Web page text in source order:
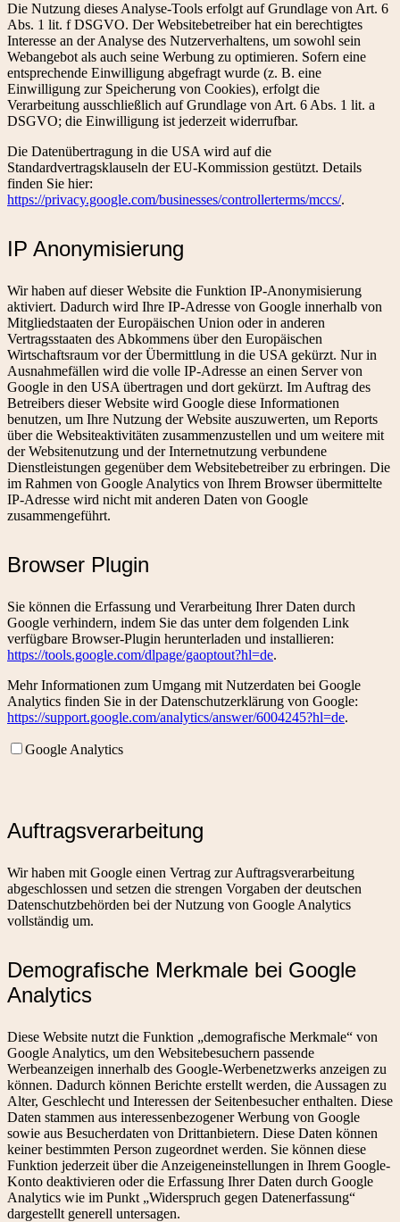
Die Nutzung dieses Analyse-Tools erfolgt auf Grundlage von Art. 6
Abs. 1 lit. f DSGVO. Der Websitebetreiber hat ein berechtigtes
Interesse an der Analyse des Nutzerverhaltens, um sowohl sein
Webangebot als auch seine Werbung zu optimieren. Sofern eine
entsprechende Einwilligung abgefragt wurde (z. B. eine
Einwilligung zur Speicherung von Cookies), erfolgt die
Verarbeitung ausschließlich auf Grundlage von Art. 6 Abs. 1 lit. a
DSGVO; die Einwilligung ist jederzeit widerrufbar.
Die Datenübertragung in die USA wird auf die
Standardvertragsklauseln der EU-Kommission gestützt. Details
finden Sie hier:
https://privacy.google.com/businesses/controllerterms/mccs/.
IP Anonymisierung
Wir haben auf dieser Website die Funktion IP-Anonymisierung
aktiviert. Dadurch wird Ihre IP-Adresse von Google innerhalb von
Mitgliedstaaten der Europäischen Union oder in anderen
Vertragsstaaten des Abkommens über den Europäischen
Wirtschaftsraum vor der Übermittlung in die USA gekürzt. Nur in
Ausnahmefällen wird die volle IP-Adresse an einen Server von
Google in den USA übertragen und dort gekürzt. Im Auftrag des
Betreibers dieser Website wird Google diese Informationen
benutzen, um Ihre Nutzung der Website auszuwerten, um Reports
über die Websiteaktivitäten zusammenzustellen und um weitere mit
der Websitenutzung und der Internetnutzung verbundene
Dienstleistungen gegenüber dem Websitebetreiber zu erbringen. Die
im Rahmen von Google Analytics von Ihrem Browser übermittelte
IP-Adresse wird nicht mit anderen Daten von Google
zusammengeführt.
Browser Plugin
Sie können die Erfassung und Verarbeitung Ihrer Daten durch
Google verhindern, indem Sie das unter dem folgenden Link
verfügbare Browser-Plugin herunterladen und installieren:
https://tools.google.com/dlpage/gaoptout?hl=de.
Mehr Informationen zum Umgang mit Nutzerdaten bei Google
Analytics finden Sie in der Datenschutzerklärung von Google:
https://support.google.com/analytics/answer/6004245?hl=de.
Google Analytics
Auftragsverarbeitung
Wir haben mit Google einen Vertrag zur Auftragsverarbeitung
abgeschlossen und setzen die strengen Vorgaben der deutschen
Datenschutzbehörden bei der Nutzung von Google Analytics
vollständig um.
Demografische Merkmale bei Google
Analytics
Diese Website nutzt die Funktion „demografische Merkmale“ von
Google Analytics, um den Websitebesuchern passende
Werbeanzeigen innerhalb des Google-Werbenetzwerks anzeigen zu
können. Dadurch können Berichte erstellt werden, die Aussagen zu
Alter, Geschlecht und Interessen der Seitenbesucher enthalten. Diese
Daten stammen aus interessenbezogener Werbung von Google
sowie aus Besucherdaten von Drittanbietern. Diese Daten können
keiner bestimmten Person zugeordnet werden. Sie können diese
Funktion jederzeit über die Anzeigeneinstellungen in Ihrem Google-
Konto deaktivieren oder die Erfassung Ihrer Daten durch Google
Analytics wie im Punkt „Widerspruch gegen Datenerfassung“
dargestellt generell untersagen.